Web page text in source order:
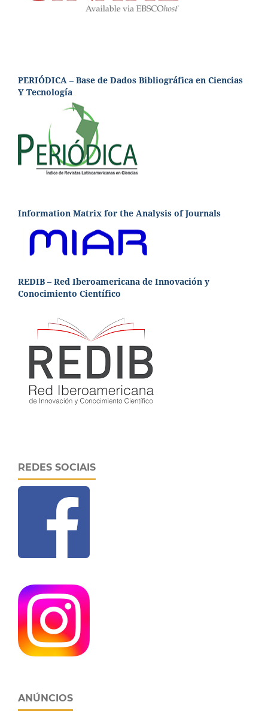
PERIÓDICA – Base de Dados Bibliográfica en Ciencias
Y Tecnología
Information Matrix for the Analysis of Journals
REDIB – Red Iberoamericana de Innovación y
Conocimiento Científico
REDES SOCIAIS
ANÚNCIOS